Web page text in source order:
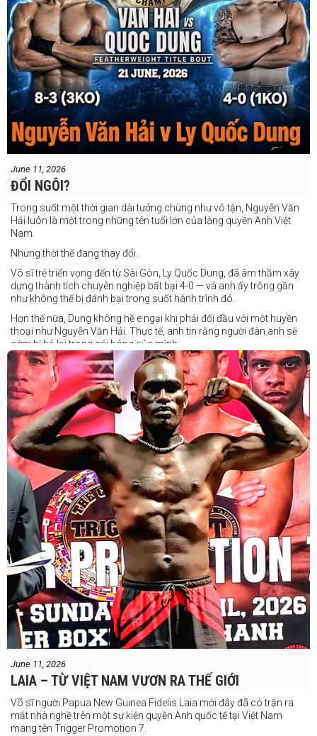
June 11, 2026
ĐỔI NGÔI?
Trong suốt một thời gian dài tưởng chừng như vô tận, Nguyễn Văn
Hải luôn là một trong những tên tuổi lớn của làng quyền Anh Việt
Nam.
Nhưng thời thế đang thay đổi.
Võ sĩ trẻ triển vọng đến từ Sài Gòn, Ly Quốc Dung, đã âm thầm xây
dựng thành tích chuyên nghiệp bất bại 4-0 — và anh ấy trông gần
như không thể bị đánh bại trong suốt hành trình đó.
Hơn thế nữa, Dung không hề e ngại khi phải đối đầu với một huyền
thoại như Nguyễn Văn Hải. Thực tế, anh tin rằng người đàn anh sẽ
sớm bị bỏ lại trong cái bóng của mình.
Dung nói rằng anh quá nhanh, quá khó nắm bắt, và đơn giản là quá
điển trai đối với “Hanoi Hitman”.
Và biết đâu anh ấy đúng.
Chúng ta sẽ có câu trả lời vào Chủ Nhật, ngày 21 tháng 6
June 11, 2026
LAIA – TỪ VIỆT NAM VƯƠN RA THẾ GIỚI
Võ sĩ người Papua New Guinea Fidelis Laia mới đây đã có trận ra
mắt nhà nghề trên một sự kiện quyền Anh quốc tế tại Việt Nam
mang tên Trigger Promotion 7.